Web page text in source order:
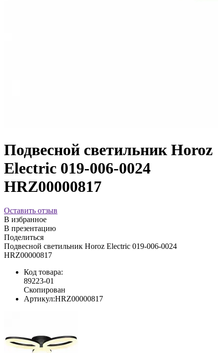
Подвесной светильник Horoz
Electric 019-006-0024
HRZ00000817
Оставить отзыв
В избранное
В презентацию
Поделиться
Подвесной светильник Horoz Electric 019-006-0024
HRZ00000817
Код товара:
89223-01
Скопирован
Артикул:HRZ00000817